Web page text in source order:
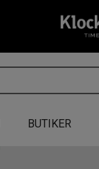
BUTIKER